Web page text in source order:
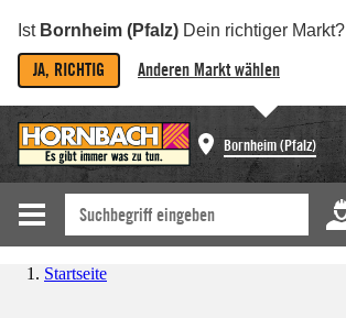
Ist Bornheim (Pfalz) Dein richtiger Markt?
JA, RICHTIG Anderen Markt wählen
Bornheim (Pfalz)
Startseite